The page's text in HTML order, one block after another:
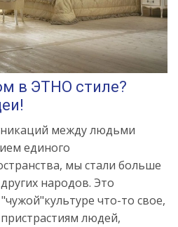
в ЭТНО стиле?
между людьми
единого
мы стали больше
народов. Это
что-то свое,
людей,